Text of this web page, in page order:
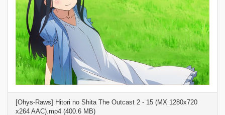
[Ohys-Raws] Hitori no Shita The Outcast 2 - 15 (MX 1280x720
x264 AAC).mp4 (400.6 MB)